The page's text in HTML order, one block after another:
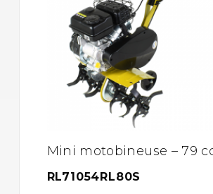
Mini motobineuse – 79
RL71054RL80S